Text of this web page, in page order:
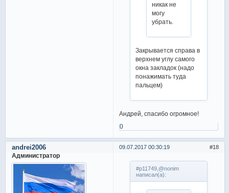
никак не
могу
убрать.
Закрывается справа в
верхнем углу самого
окна закладок (надо
понажимать туда
пальцем)
Андрей, спасибо огромное!
0
18
09.07.2017 00:30:19
andrei2006
Администратор
#p11749,@nonim
написал(а):